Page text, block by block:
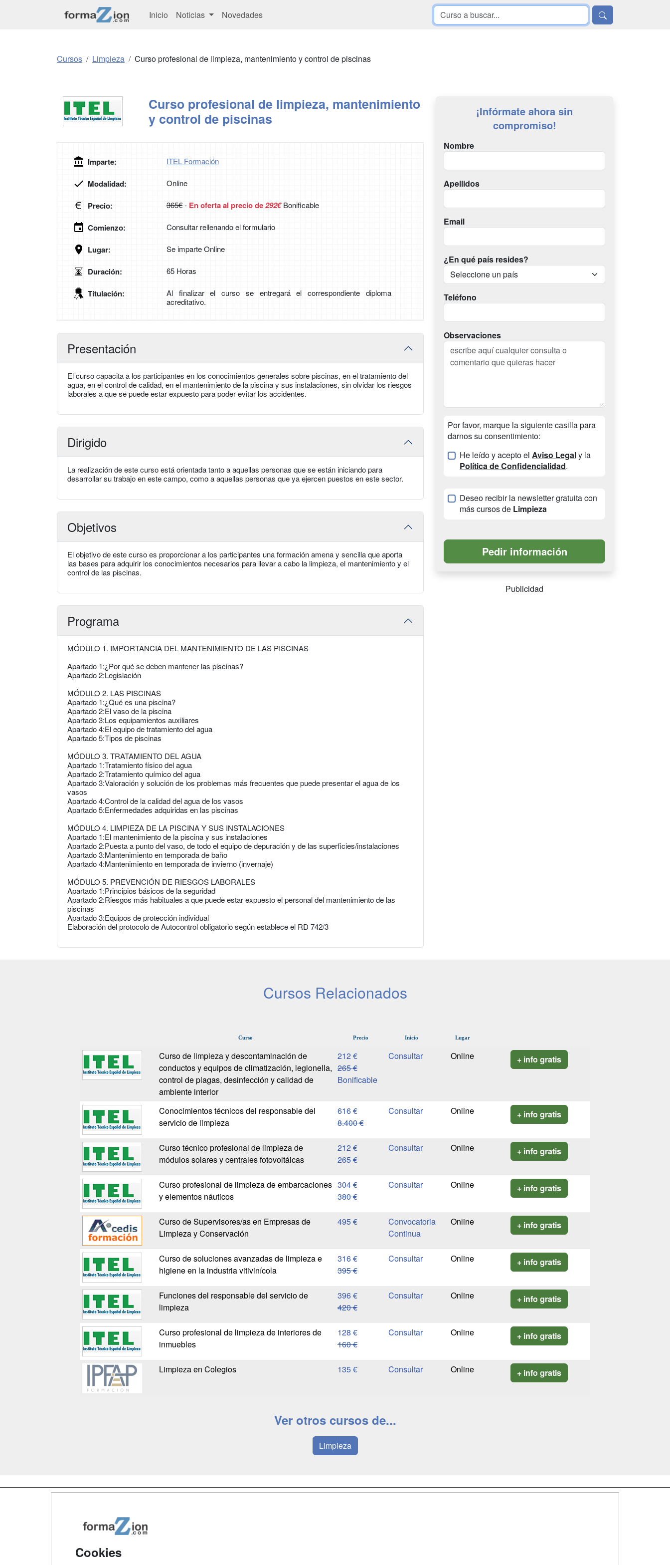
Inicio Noticias Novedades
Cursos Limpieza Curso profesional de limpieza, mantenimiento y control de piscinas
Curso profesional de limpieza, mantenimiento
y control de piscinas
Imparte: ITEL Formación
Modalidad: Online
Precio: 365€- En oferta al precio de292€Bonificable
Comienzo: Consultar rellenando el formulario
Lugar: Se imparte Online
Duración: 65 Horas
Titulación:
Al finalizar el curso se entregará el correspondiente diploma
acreditativo.
Presentación
El curso capacita a los participantes en los conocimientos generales sobre piscinas, en el tratamiento del
agua, en el control de calidad, en el mantenimiento de la piscina y sus instalaciones, sin olvidar los riesgos
laborales a que se puede estar expuesto para poder evitar los accidentes.
Dirigido
La realización de este curso está orientada tanto a aquellas personas que se están iniciando para
desarrollar su trabajo en este campo, como a aquellas personas que ya ejercen puestos en este sector.
Objetivos
El objetivo de este curso es proporcionar a los participantes una formación amena y sencilla que aporta
las bases para adquirir los conocimientos necesarios para llevar a cabo la limpieza, el mantenimiento y el
control de las piscinas.
Programa
MÓDULO 1. IMPORTANCIA DEL MANTENIMIENTO DE LAS PISCINAS
Apartado 1:¿Por qué se deben mantener las piscinas?
Apartado 2:Legislación
MÓDULO 2. LAS PISCINAS
Apartado 1:¿Qué es una piscina?
Apartado 2:El vaso de la piscina
Apartado 3:Los equipamientos auxiliares
Apartado 4:El equipo de tratamiento del agua
Apartado 5:Tipos de piscinas
MÓDULO 3. TRATAMIENTO DEL AGUA
Apartado 1:Tratamiento físico del agua
Apartado 2:Tratamiento químico del agua
Apartado 3:Valoración y solución de los problemas más frecuentes que puede presentar el agua de los
vasos
Apartado 4:Control de la calidad del agua de los vasos
Apartado 5:Enfermedades adquiridas en las piscinas
MÓDULO 4. LIMPIEZA DE LA PISCINA Y SUS INSTALACIONES
Apartado 1:El mantenimiento de la piscina y sus instalaciones
Apartado 2:Puesta a punto del vaso, de todo el equipo de depuración y de las superficies/instalaciones
Apartado 3:Mantenimiento en temporada de baño
Apartado 4:Mantenimiento en temporada de invierno (invernaje)
MÓDULO 5. PREVENCIÓN DE RIESGOS LABORALES
Apartado 1:Principios básicos de la seguridad
Apartado 2:Riesgos más habituales a que puede estar expuesto el personal del mantenimiento de las
piscinas
Apartado 3:Equipos de protección individual
Elaboración del protocolo de Autocontrol obligatorio según establece el RD 742/3
¡Infórmate ahora sin
compromiso!
Nombre
Apellidos
Email
¿En qué país resides?
Teléfono
Observaciones
Por favor, marque la siguiente casilla para
darnos su consentimiento:
He leído y acepto el Aviso Legaly la
Política de Confidencialidad.
Deseo recibir la newsletter gratuita con
más cursos de Limpieza
Publicidad
Cursos Relacionados
Curso Precio Inicio Lugar
Curso de limpieza y descontaminación de
conductos y equipos de climatización, legionella,
control de plagas, desinfección y calidad de
ambiente interior
212 €
265 €
Bonificable
Online + info gratis
Conocimientos técnicos del responsable del
servicio de limpieza
616 €
8.400 €
Online + info gratis
Curso técnico profesional de limpieza de
módulos solares y centrales fotovoltáicas
212 €
265 €
Online + info gratis
Curso profesional de limpieza de embarcaciones
y elementos náuticos
304 €
380 €
Online + info gratis
Curso de Supervisores/as en Empresas de
Limpieza y Conservación
495 €
Convocatoria
Continua
Online + info gratis
Curso de soluciones avanzadas de limpieza e
higiene en la industria vitivinícola
316 €
395 €
Online + info gratis
Funciones del responsable del servicio de
limpieza
396 €
420 €
Online + info gratis
Curso profesional de limpieza de interiores de
inmuebles
128 €
160 €
Online + info gratis
Limpieza en Colegios 135 € Online + info gratis
Ver otros cursos de...
Limpieza
Cookies